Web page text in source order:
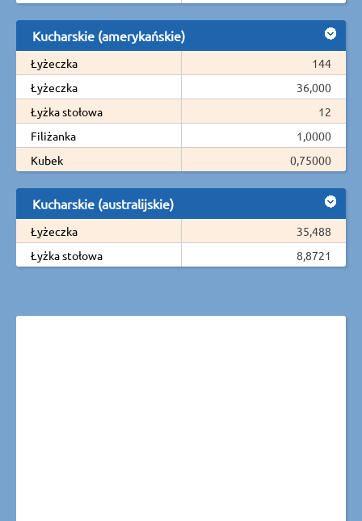
Kucharskie (amerykańskie)
Łyżeczka
144
Łyżeczka
36,000
Łyżka stołowa
12
Filiżanka
1,0000
Kubek
0,75000
Kucharskie (australijskie)
Łyżeczka
35,488
Łyżka stołowa
8,8721